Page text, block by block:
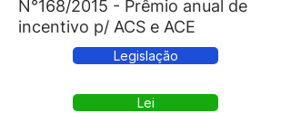
N°168/2015 - Prêmio anual de
incentivo p/ ACS e ACE
Legislação
Lei